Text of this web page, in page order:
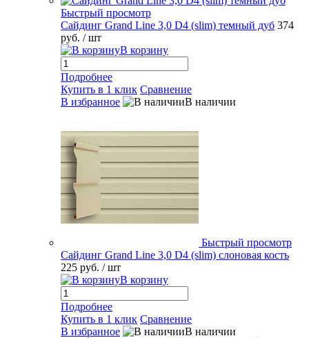
Быстрый просмотр
Сайдинг Grand Line 3,0 D4 (slim) темный дуб 374
руб. / шт
В корзину
Подробнее
Купить в 1 клик Сравнение
В избранное
В наличии
Быстрый просмотр
Сайдинг Grand Line 3,0 D4 (slim) слоновая кость
225 руб. / шт
В корзину
Подробнее
Купить в 1 клик Сравнение
В избранное
В наличии